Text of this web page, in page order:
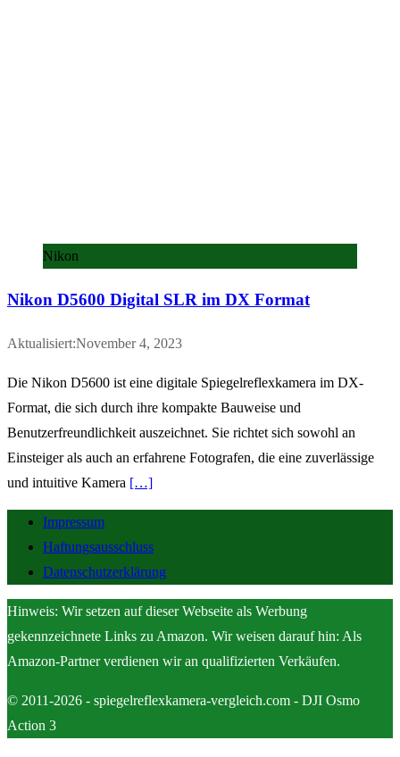
Nikon
Nikon D5600 Digital SLR im DX Format
Aktualisiert:November 4, 2023
Die Nikon D5600 ist eine digitale Spiegelreflexkamera im DX-
Format, die sich durch ihre kompakte Bauweise und
Benutzerfreundlichkeit auszeichnet. Sie richtet sich sowohl an
Einsteiger als auch an erfahrene Fotografen, die eine zuverlässige
und intuitive Kamera […]
Impressum
Haftungsausschluss
Datenschutzerklärung
Hinweis: Wir setzen auf dieser Webseite als Werbung
gekennzeichnete Links zu Amazon. Wir weisen darauf hin: Als
Amazon-Partner verdienen wir an qualifizierten Verkäufen.
© 2011-2026 - spiegelreflexkamera-vergleich.com - DJI Osmo
Action 3